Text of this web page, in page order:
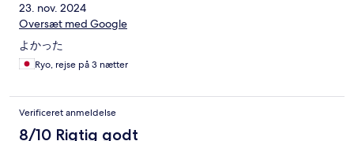
23. nov. 2024
Oversæt med Google
よかった
Ryo, rejse på 3 nætter
Verificeret anmeldelse
8/10 Rigtig godt